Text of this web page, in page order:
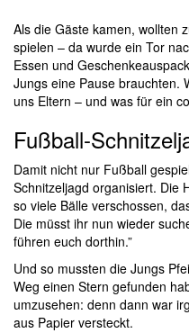
Als die Gäste kamen, wollten
spielen – da wurde ein Tor
Essen und
Jungs eine Pause brauchten.
uns Eltern – und was für ein
Fußball-
Damit nicht nur Fußball
Schnitzeljagd organisiert. Die
so viele Bälle verschossen,
Die müsst ihr nun wieder
führen euch dorthin.”
Und so mussten die Jungs
Weg einen Stern gefunden
umzusehen: denn dann war
aus Papier versteckt.